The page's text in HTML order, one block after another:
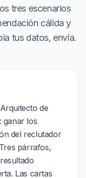
tres escenarios
cálida y
tus datos, envía.
de
ganar los
del reclutador
párrafos,
Las cartas